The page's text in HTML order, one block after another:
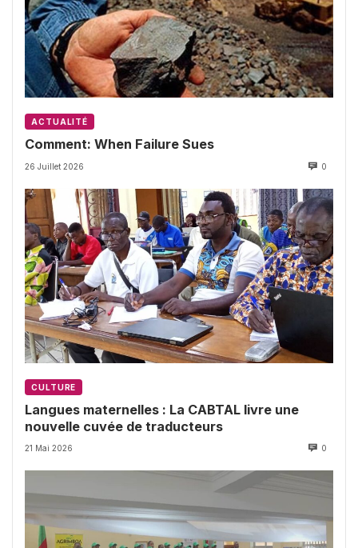
ACTUALITÉ
Comment: When Failure Sues
26 Juillet 2026 0
CULTURE
Langues maternelles : La CABTAL livre une
nouvelle cuvée de traducteurs
21 Mai 2026 0